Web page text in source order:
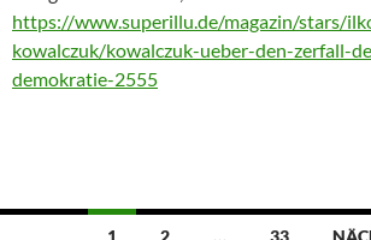
https://www.superillu.de/magazin/stars/
kowalczuk/kowalczuk-ueber-den-zerfall-
demokratie-2555
1 2 … 33